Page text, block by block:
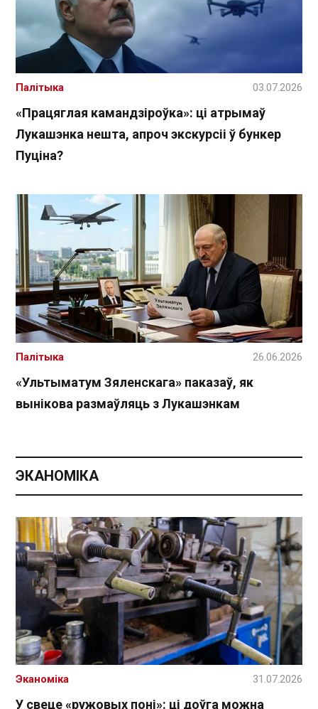
«Працяглая камандзіроўка»: ці атрымаў
Лукашэнка нешта, апроч экскурсіі ў бункер
Пуціна?
Палітыка 03.07.2026
«Ультыматум Зяленскага» паказаў, як
вынікова размаўляць з Лукашэнкам
Палітыка 26.06.2026
ЭКАНОМІКА
У свеце «ружовых поні»: ці доўга можна
Эканоміка 31.07.2026